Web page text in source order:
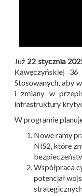
Już 22 stycznia
Kawęczyńskiej
Stosowanych, aby
i zmiany w
infrastruktury
W programie
Nowe ramy
NIS2, które
Współpraca
potencjał